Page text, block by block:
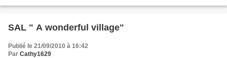
SAL " A wonderful village"
Publié le 21/09/2010 à 16:42
Par Cathy1629